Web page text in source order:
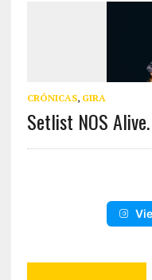
CRÓNICAS, GIRA
Setlist NOS